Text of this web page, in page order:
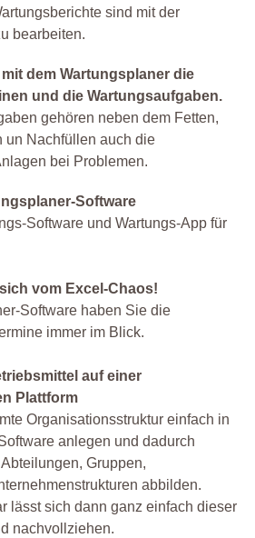
sind mit der
bearbeiten.
dem Wartungsplaner die
und die Wartungsaufgaben.
gehören neben dem Fetten,
un Nachfüllen auch die
bei Problemen.
Software
Software und Wartungs-App für
vom Excel-Chaos!
Software haben Sie die
immer im Blick.
auf einer
Plattform
Organisationsstruktur einfach in
anlegen und dadurch
Gruppen,
abbilden.
lässt sich dann ganz einfach dieser
nachvollziehen.